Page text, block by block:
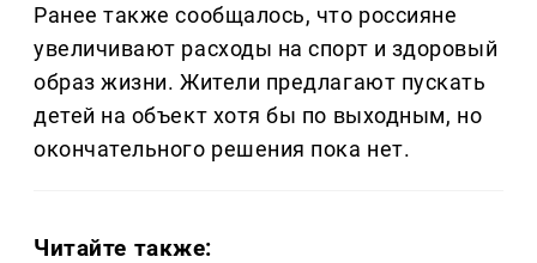
Ранее также сообщалось, что россияне
увеличивают расходы на спорт и здоровый
образ жизни. Жители предлагают пускать
детей на объект хотя бы по выходным, но
окончательного решения пока нет.
Читайте также: